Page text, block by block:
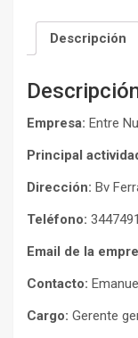
Descripción
Empresa: Entre
Principal
Dirección: Bv
Teléfono:
Email de la
Contacto:
Cargo: Gerente